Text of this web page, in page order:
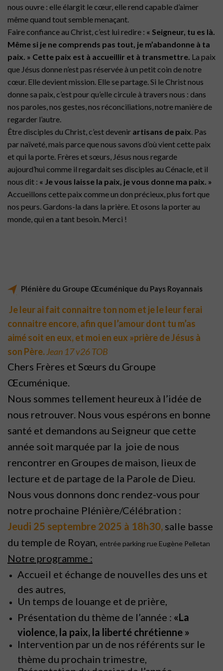
nous ouvre : elle élargit le cœur, elle rend capable d’aimer
même quand tout semble menaçant.
Faire confiance au Christ, c’est lui redire : « Seigneur, tu es là.
Même si je ne comprends pas tout, je m’abandonne à ta
paix. » Cette paix est à accueillir et à transmettre. La paix
que Jésus donne n’est pas réservée à un petit coin de notre
cœur. Elle devient mission. Elle se partage. Si le Christ nous
donne sa paix, c’est pour qu’elle circule à travers nous : dans
nos paroles, nos gestes, nos réconciliations, notre manière de
regarder l’autre.
Être disciples du Christ, c’est devenir artisans de paix. Pas
par naïveté, mais parce que nous savons d’où vient cette paix
et qui la porte. Frères et sœurs, Jésus nous regarde
aujourd’hui comme il regardait ses disciples au Cénacle, et il
nous dit : « Je vous laisse la paix, je vous donne ma paix. »
Accueillons cette paix comme un don précieux, plus fort que
nos peurs. Gardons-la dans la prière. Et osons la porter au
monde, qui en a tant besoin. Merci !
Plénière du Groupe Œcuménique du Pays Royannais
Je leur ai fait connaitre ton nom et je le leur ferai
connaitre encore, afin que l’amour dont tu m’as
aimé soit en eux, et moi en eux »prière de Jésus à
son Père. Jean 17 v26 TOB
Chers Frères et Sœurs du Groupe
Œcuménique.
Nous sommes tellement heureux à l’idée de
nous retrouver. Nous vous espérons en bonne
santé et demandons au Seigneur que cette
année soit marquée par la joie de nous
rencontrer en Groupes de maison, lieux de
lecture et de partage de la Parole de Dieu.
Nous vous donnons donc rendez-vous pour
notre prochaine Plénière/Célébration :
Jeudi 25 septembre 2025 à 18h30, salle basse
du temple de Royan, entrée parking rue Eugène Pelletan
Notre programme :
Accueil et échange de nouvelles des uns et
des autres,
Un temps de louange et de prière,
Présentation du thème de l’année : «La
violence, la paix, la liberté chrétienne »
Intervention par un de nos référents sur le
thème du prochain trimestre,